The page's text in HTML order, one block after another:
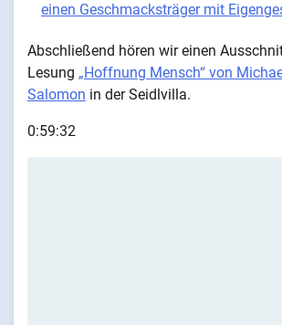
einen Geschmacksträger mit
Abschließend hören wir einen
Lesung „Hoffnung Mensch“ von
Salomon in der Seidlvilla.
0:59:32